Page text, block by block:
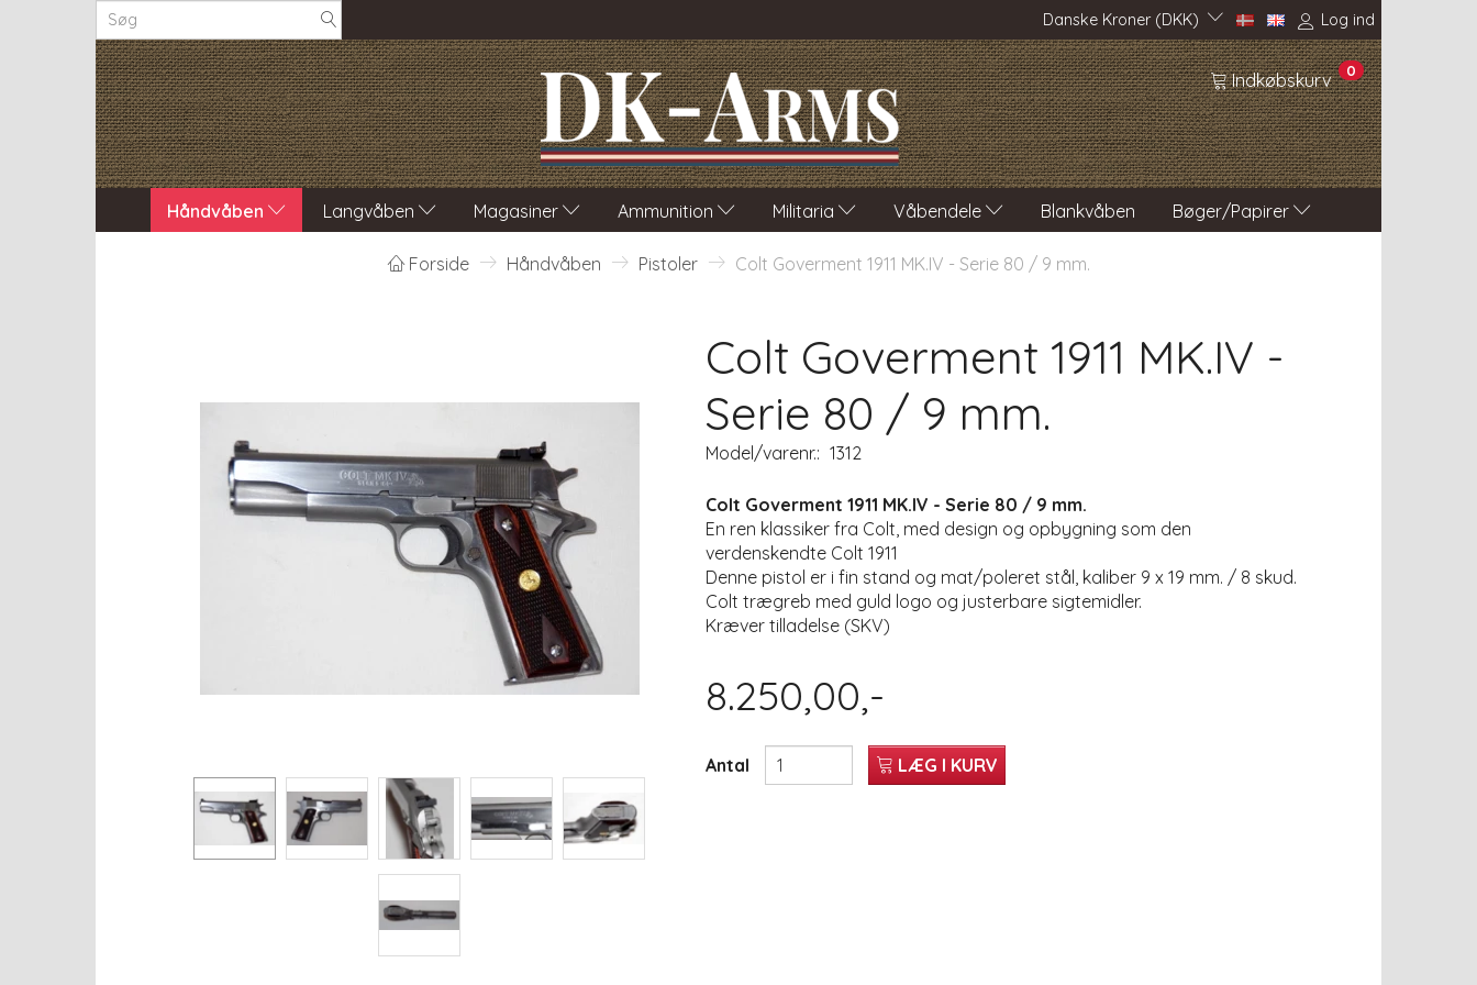
Log ind
Danske Kroner (DKK)
Indkøbskurv 0
Håndvåben Langvåben Magasiner Ammunition Militaria Våbendele Blankvåben Bøger/Papirer
Forside Håndvåben Pistoler Colt Goverment 1911 MK.IV - Serie 80 / 9 mm.
Colt Goverment 1911 MK.IV -
Serie 80 / 9 mm.
Model/varenr.: 1312
Colt Goverment 1911 MK.IV - Serie 80 / 9 mm.
En ren klassiker fra Colt, med design og opbygning som den
verdenskendte Colt 1911
Denne pistol er i fin stand og mat/poleret stål, kaliber 9 x 19 mm. / 8 skud.
Colt trægreb med guld logo og justerbare sigtemidler.
Kræver tilladelse (SKV)
8.250,00,-
Antal LÆG I KURV